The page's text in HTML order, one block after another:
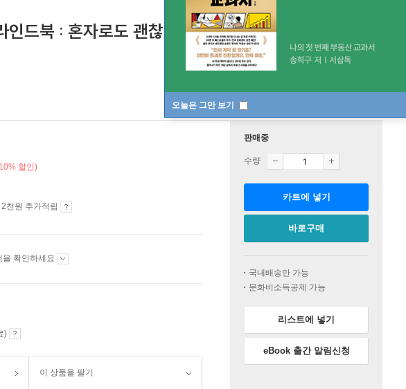
오늘은 그만 보기
드북 : 혼자로도 괜찮다는 마음 속에 낭만은 매복되어
할인)
천원 추가적립
을 확인하세요
)
이 상품을 팔기
판매중
수량
카트에 넣기
바로구매
국내배송만 가능
문화비소득공제 가능
리스트에 넣기
eBook 출간 알림신청